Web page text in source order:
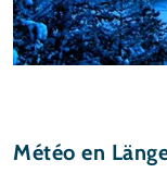
Météo en